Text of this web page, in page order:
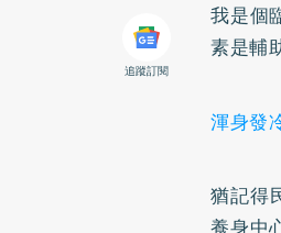
追蹤訂閱
我是個
素是輔
渾身發
猶記得